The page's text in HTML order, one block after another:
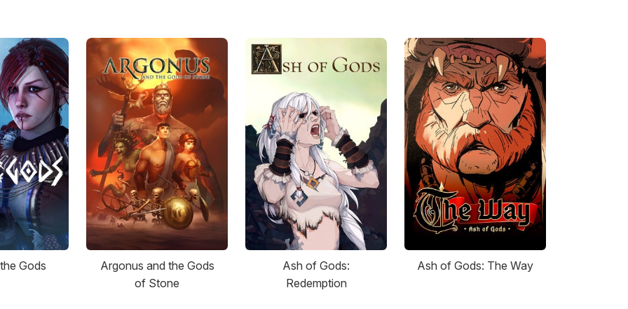
Gods
Argonus and the Gods
of Stone
Ash of Gods:
Redemption
Ash of Gods: The Way